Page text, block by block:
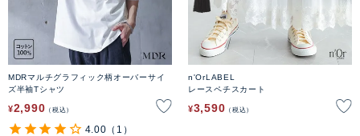
MDRマルチグラフィック柄オーバーサイ
ズ半袖Tシャツ
¥2,990 税込
4.00 （1）
n'OrLABEL
レースペチスカート
¥3,590 税込